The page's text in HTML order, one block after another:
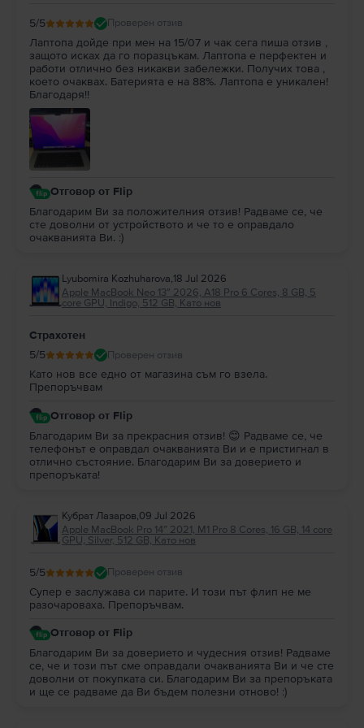
5/5 Проверен отзив
Лаптопа дойде при мен на 15/07 и чак сега пиша отзив ,
защото исках да го поразцъкам. Лаптопа е перфектен и
работи отлично без никакви забележки. Получих това ,
което очаквах. Батерията е на 88%. Лаптопа е уникален!
Благодаря!!
Отговор от Flip
Благодарим Ви за положителния отзив! Радваме се, че
сте доволни от устройството и че то е оправдало
очакванията Ви. :)
Lyubomira Kozhuharova,18 Jul 2026
Apple MacBook Neo 13″ 2026, A18 Pro 6 Cores, 8 GB, 5
core GPU, Indigo, 512 GB, Като нов
Страхотен
5/5 Проверен отзив
Като нов все едно от магазина съм го взела.
Препоръчвам
Отговор от Flip
Благодарим Ви за прекрасния отзив! 😊 Радваме се, че
телефонът е оправдал очакванията Ви и е пристигнал в
отлично състояние. Благодарим Ви за доверието и
препоръката!
Кубрат Лазаров,09 Jul 2026
Apple MacBook Pro 14″ 2021, M1 Pro 8 Cores, 16 GB, 14 core
GPU, Silver, 512 GB, Като нов
5/5 Проверен отзив
Супер е заслужава си парите. И този път флип не ме
разочароваха. Препоръчвам.
Отговор от Flip
Благодарим Ви за доверието и чудесния отзив! Радваме
се, че и този път сме оправдали очакванията Ви и че сте
доволни от покупката си. Благодарим Ви за препоръката
и ще се радваме да Ви бъдем полезни отново! :)